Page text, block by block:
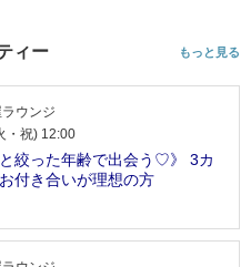
ィー もっと見る
ウンジ
・祝) 12:00
と絞った年齢で出会う♡》 3カ
付き合いが理想の方